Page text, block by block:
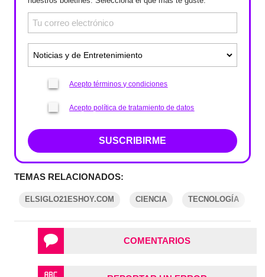
Acepto términos y condiciones
Acepto política de tratamiento de datos
SUSCRIBIRME
TEMAS RELACIONADOS:
ELSIGLO21ESHOY.COM CIENCIA TECNOLOGÍA
COMENTARIOS